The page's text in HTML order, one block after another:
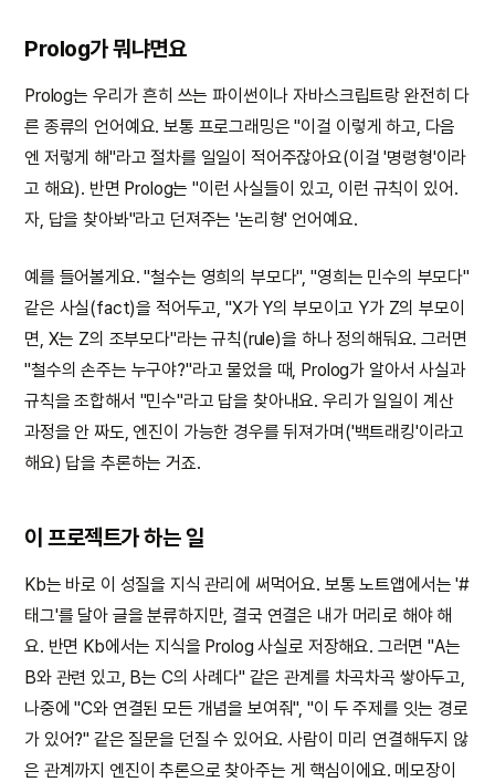
Prolog가 뭐냐면요
Prolog는 우리가 흔히 쓰는 파이썬이나 자바스크립트랑 완전히 다
른 종류의 언어예요. 보통 프로그래밍은 "이걸 이렇게 하고, 다음
엔 저렇게 해"라고 절차를 일일이 적어주잖아요(이걸 '명령형'이라
고 해요). 반면 Prolog는 "이런 사실들이 있고, 이런 규칙이 있어.
자, 답을 찾아봐"라고 던져주는 '논리형' 언어예요.
예를 들어볼게요. "철수는 영희의 부모다", "영희는 민수의 부모다"
같은 사실(fact)을 적어두고, "X가 Y의 부모이고 Y가 Z의 부모이
면, X는 Z의 조부모다"라는 규칙(rule)을 하나 정의해둬요. 그러면
"철수의 손주는 누구야?"라고 물었을 때, Prolog가 알아서 사실과
규칙을 조합해서 "민수"라고 답을 찾아내요. 우리가 일일이 계산
과정을 안 짜도, 엔진이 가능한 경우를 뒤져가며('백트래킹'이라고
해요) 답을 추론하는 거죠.
이 프로젝트가 하는 일
Kb는 바로 이 성질을 지식 관리에 써먹어요. 보통 노트앱에서는 '#
태그'를 달아 글을 분류하지만, 결국 연결은 내가 머리로 해야 해
요. 반면 Kb에서는 지식을 Prolog 사실로 저장해요. 그러면 "A는
B와 관련 있고, B는 C의 사례다" 같은 관계를 차곡차곡 쌓아두고,
나중에 "C와 연결된 모든 개념을 보여줘", "이 두 주제를 잇는 경로
가 있어?" 같은 질문을 던질 수 있어요. 사람이 미리 연결해두지 않
은 관계까지 엔진이 추론으로 찾아주는 게 핵심이에요. 메모장이